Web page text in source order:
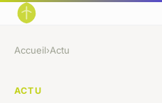
Accueil›Actu
ACTU